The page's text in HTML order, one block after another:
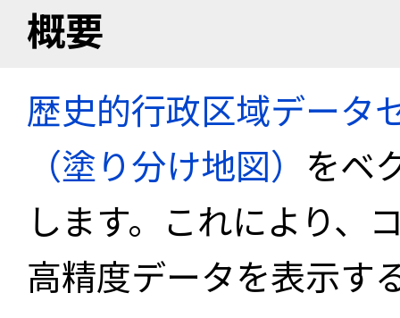
概要
歴史的行政区域データ
（塗り分け地図） をベ
します。これにより、
高精度データを表示す